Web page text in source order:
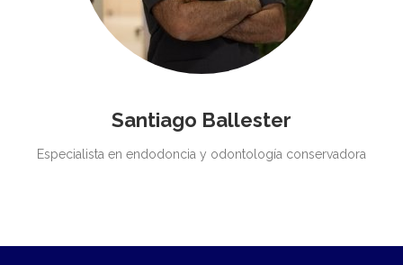
Santiago Ballester
Especialista en endodoncia y odontología conservadora